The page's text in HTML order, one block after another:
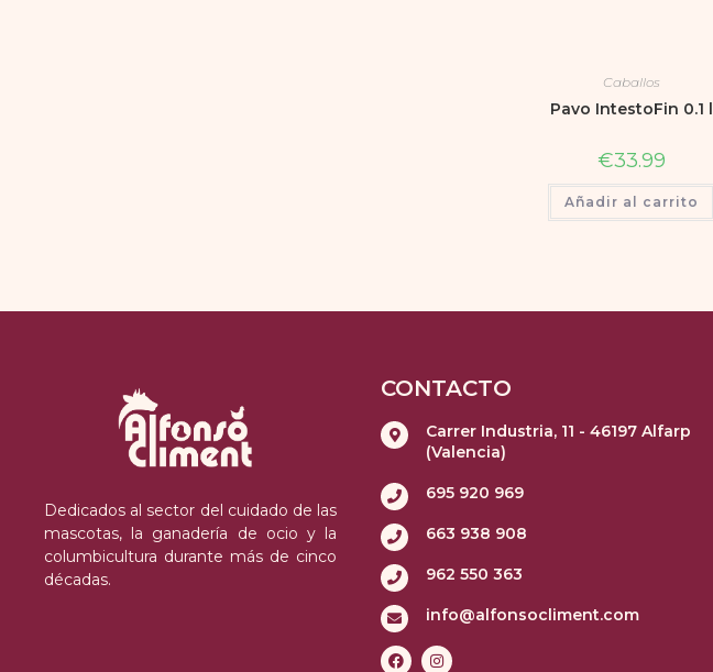
Caballos
Pavo IntestoFin 0.1 l
€33.99
Añadir al carrito
Dedicados al sector del cuidado de las
mascotas, la ganadería de ocio y la
columbicultura durante más de cinco
décadas.
CONTACTO
Carrer Industria, 11 - 46197 Alfarp
(Valencia)
695 920 969
663 938 908
962 550 363
info@alfonsocliment.com